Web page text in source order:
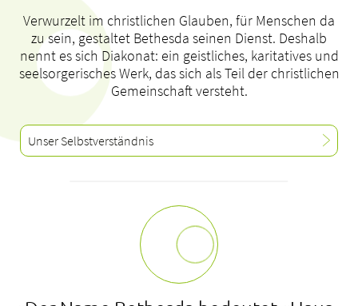
Verwurzelt im christlichen Glauben, für Menschen da
zu sein, gestaltet Bethesda seinen Dienst. Deshalb
nennt es sich Diakonat: ein geistliches, karitatives und
seelsorgerisches Werk, das sich als Teil der christlichen
Gemeinschaft versteht.
Unser Selbstverständnis